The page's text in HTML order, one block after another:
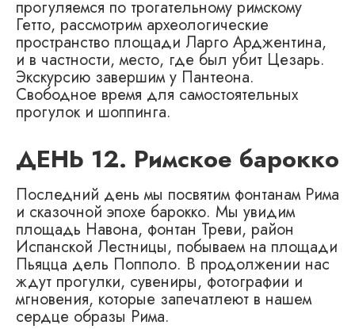
прогуляемся по трогательному римскому
Гетто, рассмотрим археологические
пространство площади Ларго Арджентина,
и в частности, место, где был убит Цезарь.
Экскурсию завершим у Пантеона.
Свободное время для самостоятельных
прогулок и шоппинга.
ДЕНЬ 12. Римское барокко
Последний день мы посвятим фонтанам Рима
и сказочной эпохе барокко. Мы увидим
площадь Навона, фонтан Треви, район
Испанской Лестницы, побываем на площади
Пьяцца дель Попполо. В продолжении нас
ждут прогулки, сувениры, фотографии и
мгновения, которые запечатлеют в нашем
сердце образы Рима.